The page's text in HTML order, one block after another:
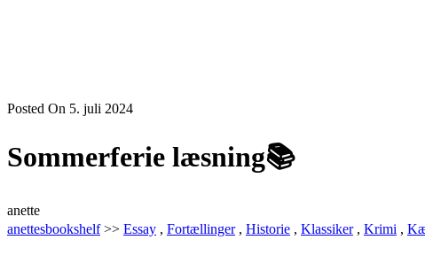
Posted On 5. juli 2024
Sommerferie læsning📚
anette
anettesbookshelf>> Essay , Fortællinger, Historie , Klassiker, Krimi ,